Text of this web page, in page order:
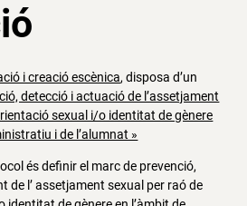
i creació escènica, disposa d’un
detecció i actuació de l’assetjament
sexual i/o identitat de gènere
i de l’alumnat »
és definir el marc de prevenció,
de l’ assetjament sexual per raó de